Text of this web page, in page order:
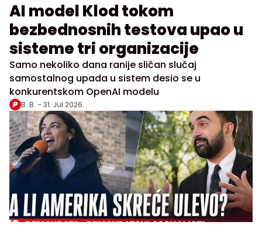
AI model Klod tokom
bezbednosnih testova upao u
sisteme tri organizacije
Samo nekoliko dana ranije sličan slučaj
samostalnog upada u sistem desio se u
konkurentskom OpenAI modelu
B. B. - 31. Jul 2026.